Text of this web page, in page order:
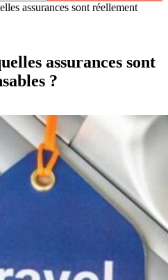
assurances sont réellement
assurances sont
?